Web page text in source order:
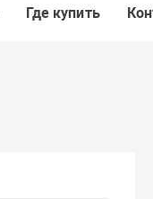
Где купить